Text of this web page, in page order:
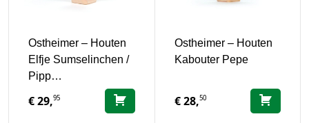
Ostheimer – Houten
Elfje Sumselinchen /
Pipp…
€29,95
Ostheimer – Houten
Kabouter Pepe
€28,50